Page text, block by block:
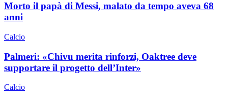
Morto il papà di Messi, malato da tempo aveva 68
anni
Calcio
Palmeri: «Chivu merita rinforzi, Oaktree deve
supportare il progetto dell’Inter»
Calcio